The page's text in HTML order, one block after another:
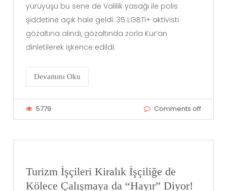
yürüyüşü bu sene de Valilik yasağı ile polis
şiddetine açık hale geldi. 35 LGBTİ+ aktivisti
gözaltına alındı, gözaltında zorla Kur’an
dinletilerek işkence edildi.
Devamını Oku
5779 Comments off
Turizm İşçileri Kiralık İşçiliğe de
Kölece Çalışmaya da “Hayır” Diyor!